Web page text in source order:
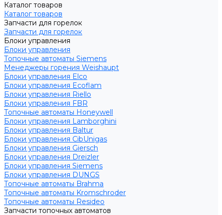
Каталог товаров
Каталог товаров
Запчасти для горелок
Запчасти для горелок
Блоки управления
Блоки управления
Топочные автоматы Siemens
Менеджеры горения Weishaupt
Блоки управления Elco
Блоки управления Ecoflam
Блоки управления Riello
Блоки управления FBR
Топочные автоматы Honeywell
Блоки управления Lamborghini
Блоки управления Baltur
Блоки управления CibUnigas
Блоки управления Giersch
Блоки управления Dreizler
Блоки управления Siemens
Блоки управления DUNGS
Топочные автоматы Brahma
Топочные автоматы Kromschroder
Топочные автоматы Resideo
Запчасти топочных автоматов